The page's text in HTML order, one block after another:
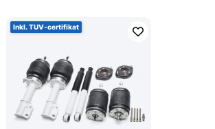
Inkl. TUV-certifikat